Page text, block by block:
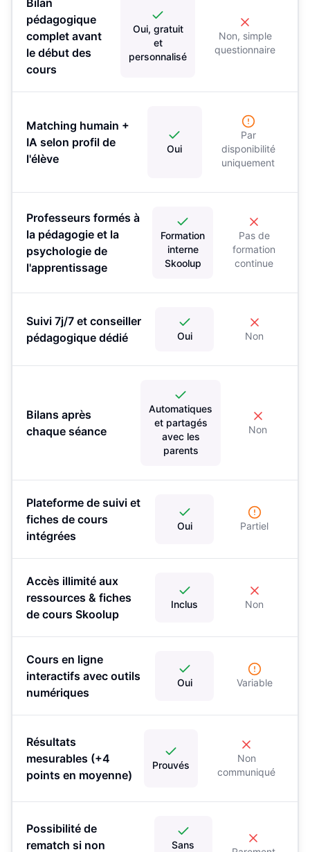
Bilan
pédagogique
complet avant
le début des
cours
Oui, gratuit
et
personnalisé
Non, simple
questionnaire
Matching humain +
IA selon profil de
l'élève
Oui
Par
disponibilité
uniquement
Professeurs formés à
la pédagogie et la
psychologie de
l'apprentissage
Formation
interne
Skoolup
Pas de
formation
continue
Suivi 7j/7 et conseiller
pédagogique dédié
Oui Non
Bilans après
chaque séance
Automatiques
et partagés
avec les
parents
Non
Plateforme de suivi et
fiches de cours
intégrées
Oui Partiel
Accès illimité aux
ressources & fiches
de cours Skoolup
Inclus Non
Cours en ligne
interactifs avec outils
numériques
Oui Variable
Résultats
mesurables (+4
points en moyenne)
Prouvés
Non
communiqué
Possibilité de
rematch si non
Sans